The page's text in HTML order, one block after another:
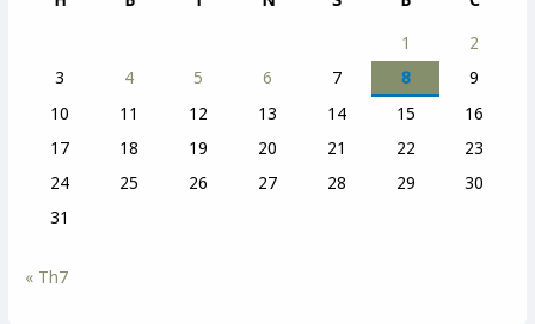
1
2
3
4 5 6 7 8
9
10
11 12 13 14 15
16
17
18 19 20 21 22
23
24
25 26 27 28 29
30
31
« Th7